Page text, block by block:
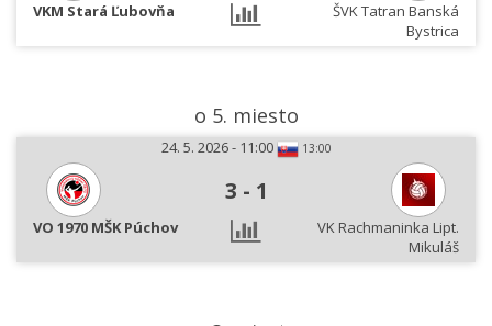
VKM Stará Ľubovňa
ŠVK Tatran Banská
Bystrica
o 5. miesto
24. 5. 2026 - 11:00 13:00
3 - 1
VO 1970 MŠK Púchov
VK Rachmaninka Lipt.
Mikuláš